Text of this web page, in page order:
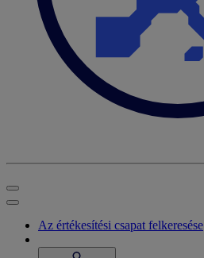
Az értékesítési csapat felkeresése